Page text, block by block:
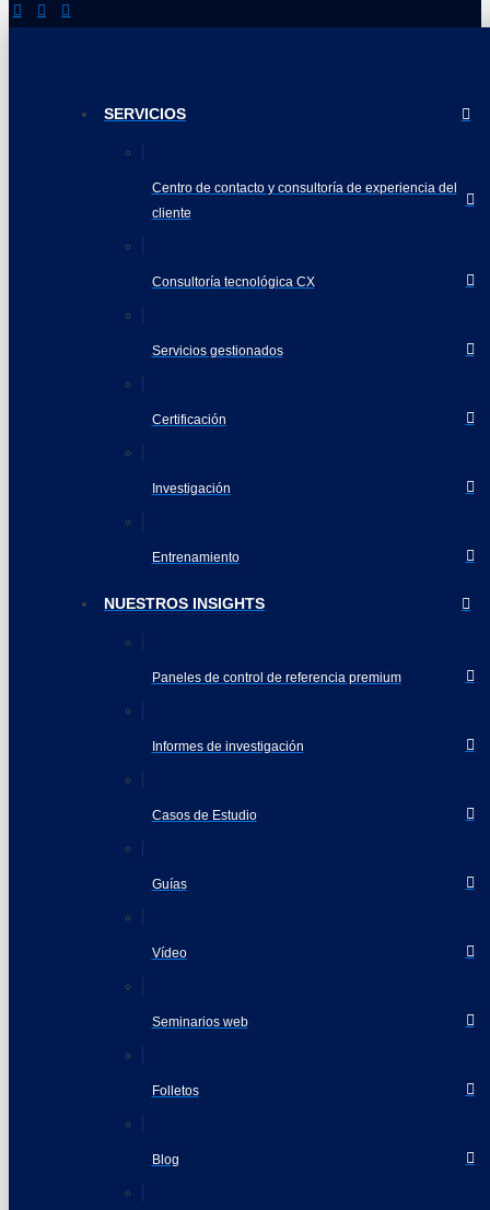
SERVICIOS
Centro de contacto y consultoría de experiencia del
cliente
Consultoría tecnológica CX
Servicios gestionados
Certificación
Investigación
Entrenamiento
NUESTROS INSIGHTS
Paneles de control de referencia premium
Informes de investigación
Casos de Estudio
Guías
Vídeo
Seminarios web
Folletos
Blog